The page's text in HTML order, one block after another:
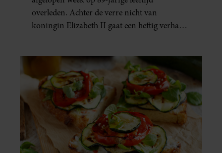
overleden. Achter de verre nicht van
koningin Elizabeth II gaat een heftig verhaal